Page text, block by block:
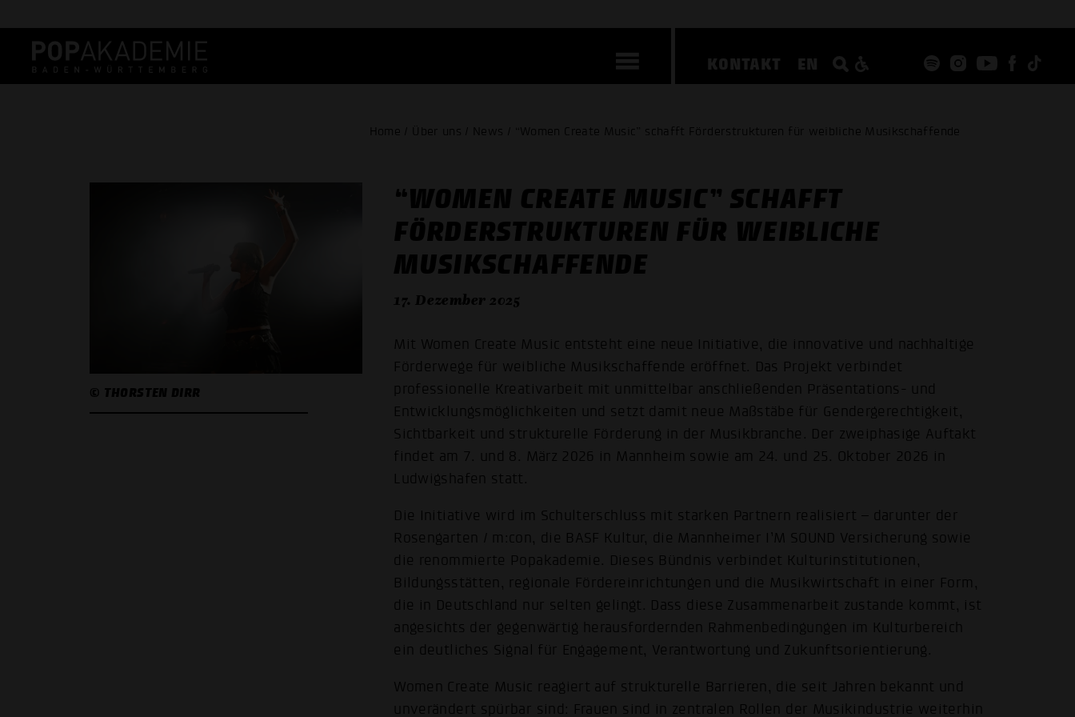
KONTAKT EN
Home / Über uns / News / “Women Create Music” schafft Förderstrukturen für weibliche Musikschaffende
© THORSTEN DIRR
“WOMEN CREATE MUSIC” SCHAFFT
FÖRDERSTRUKTUREN FÜR WEIBLICHE
MUSIKSCHAFFENDE
17. Dezember 2025
Mit Women Create Music entsteht eine neue Initiative, die innovative und nachhaltige
Förderwege für weibliche Musikschaffende eröffnet. Das Projekt verbindet
professionelle Kreativarbeit mit unmittelbar anschließenden Präsentations- und
Entwicklungsmöglichkeiten und setzt damit neue Maßstäbe für Gendergerechtigkeit,
Sichtbarkeit und strukturelle Förderung in der Musikbranche. Der zweiphasige Auftakt
findet am 7. und 8. März 2026 in Mannheim sowie am 24. und 25. Oktober 2026 in
Ludwigshafen statt.
Die Initiative wird im Schulterschluss mit starken Partnern realisiert – darunter der
Rosengarten / m:con, die BASF Kultur, die Mannheimer I’M SOUND Versicherung sowie
die renommierte Popakademie. Dieses Bündnis verbindet Kulturinstitutionen,
Bildungsstätten, regionale Fördereinrichtungen und die Musikwirtschaft in einer Form,
die in Deutschland nur selten gelingt. Dass diese Zusammenarbeit zustande kommt, ist
angesichts der gegenwärtig herausfordernden Rahmenbedingungen im Kulturbereich
ein deutliches Signal für Engagement, Verantwortung und Zukunftsorientierung.
Women Create Music reagiert auf strukturelle Barrieren, die seit Jahren bekannt und
unverändert spürbar sind: Frauen sind in zentralen Rollen der Musikindustrie weiterhin